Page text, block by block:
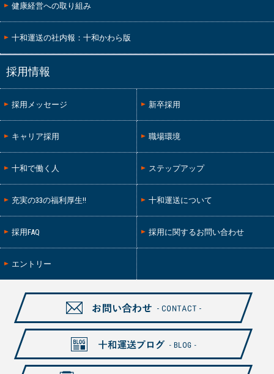
健康経営への取り組み
十和運送の社内報：十和かわら版
採用情報
採用メッセージ 新卒採用
キャリア採用 職場環境
十和で働く人 ステップアップ
充実の33の福利厚生!! 十和運送について
採用FAQ 採用に関するお問い合わせ
エントリー
お問い合わせ-CONTAXCT-
十和ブログ-BLOG-